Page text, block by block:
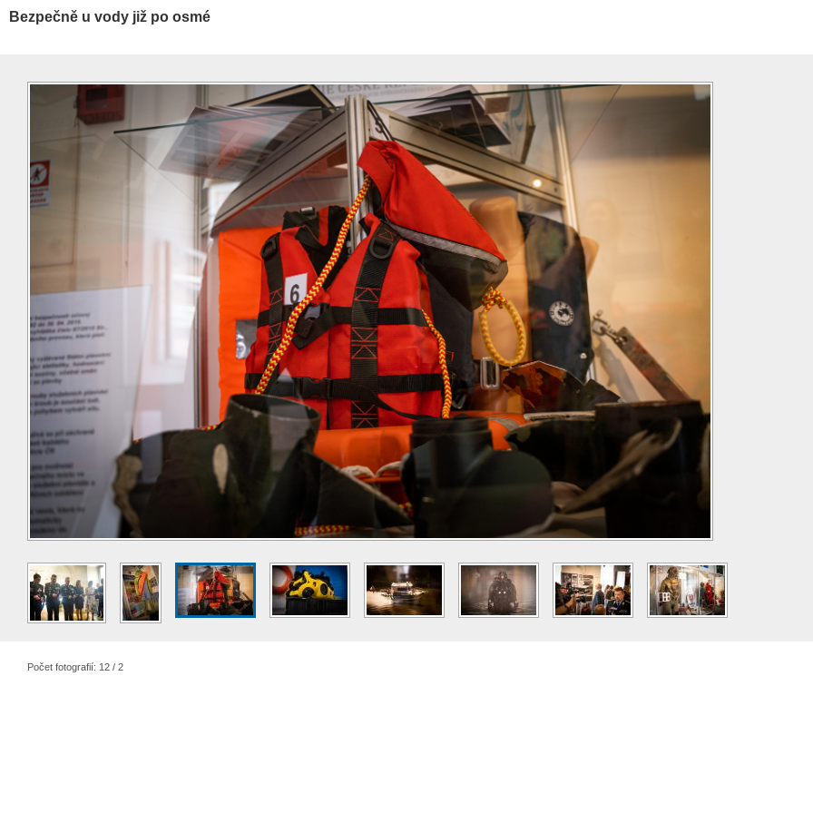
Bezpečně u vody již po osmé
Počet fotografií: 12 / 2